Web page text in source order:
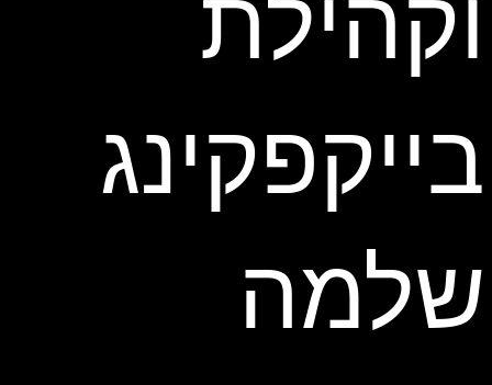
וקהילת
בייקפקינג
שלמה